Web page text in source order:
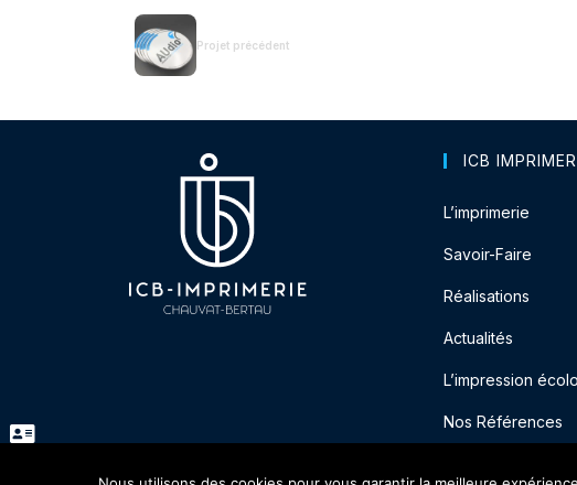
Projet précédent
ICB
L’imprimerie
Savoir-Faire
Réalisations
Actualités
L’impression
Nos Références